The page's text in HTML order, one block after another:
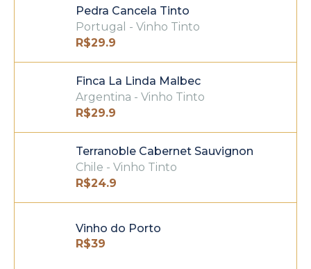
Pedra Cancela Tinto
Portugal - Vinho Tinto
R$29.9
Finca La Linda Malbec
Argentina - Vinho Tinto
R$29.9
Terranoble Cabernet Sauvignon
Chile - Vinho Tinto
R$24.9
Vinho do Porto
R$39